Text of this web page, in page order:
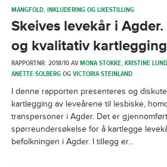
MANGFOLD, INKLUDERING OG LIKESTILLING
Skeives levekår i
og kvalitativ kartlegging
RAPPORTNR. 2018/10 AVMONA STOKKE,KRISTINE
ANETTE SOLBERGOGVICTORIA STEINLAND
I denne rapporten presenteres og
kartlegging av leveårene til lesbiske,
transpersoner i Agder. Det er
spørreundersøkelse for å kartlegge
befolkningen i Agder. I tillegg er...